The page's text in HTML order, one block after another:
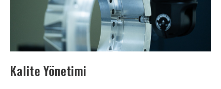
Kalite Yönetimi